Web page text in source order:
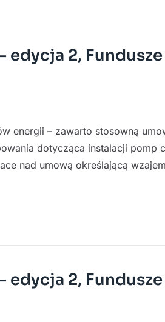
edycja 2, Fundusze
energii – zawarto stosowną
dotycząca instalacji pomp
nad umową określającą
edycja 2, Fundusze